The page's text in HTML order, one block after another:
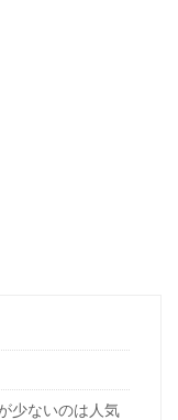
少ないのは人気